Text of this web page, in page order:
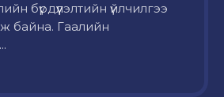
бүрдүүлэлтийн үйлчилгээ
байна. Гаалийн